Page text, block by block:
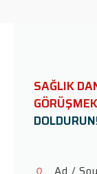
SAĞLIK